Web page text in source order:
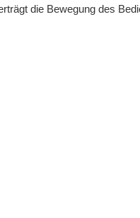
die Bewegung des